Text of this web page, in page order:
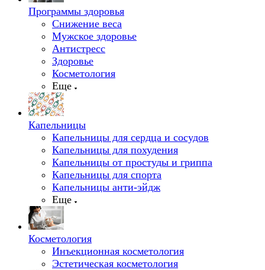
Программы здоровья
Снижение веса
Мужское здоровье
Антистресс
Здоровье
Косметология
Еще
Капельницы
Капельницы для сердца и сосудов
Капельницы для похудения
Капельницы от простуды и гриппа
Капельницы для спорта
Капельницы анти-эйдж
Еще
Косметология
Инъекционная косметология
Эстетическая косметология